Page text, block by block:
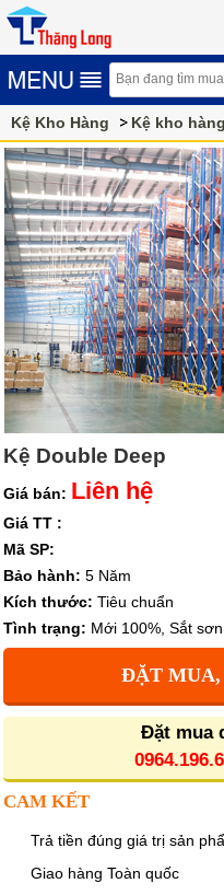
Kệ Kho Hàng Kệ kho
Kệ Double Deep
Giá bán: Liên hệ
Giá TT :
Mã SP:
Bảo hành: 5 Năm
Kích thước: Tiêu chuẩn
Tình trạng: Mới 100%, Sắt
ĐẶT
Đặt mua
CAM KẾT
Trả tiền đúng giá trị sản
Giao hàng Toàn quốc